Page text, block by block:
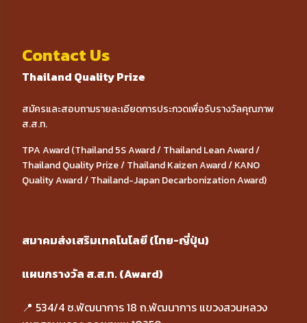
Contact Us
Thailand Quality Prize
สมัครและสอบถามรายละเอียดการประกวดเพื่อรับรางวัลคุณภาพ
ส.ส.ท.
TPA Award (Thailand 5S Award / Thailand Lean Award /
Thailand Quality Prize / Thailand Kaizen Award / KANO
Quality Award / Thailand-Japan Decarbonization Award)
สมาคมส่งเสริมเทคโนโลยี (ไทย-ญี่ปุ่น)
แผนกรางวัล ส.ส.ท. (Award)
📍 534/4 ซ.พัฒนาการ 18 ถ.พัฒนาการ แขวงสวนหลวง